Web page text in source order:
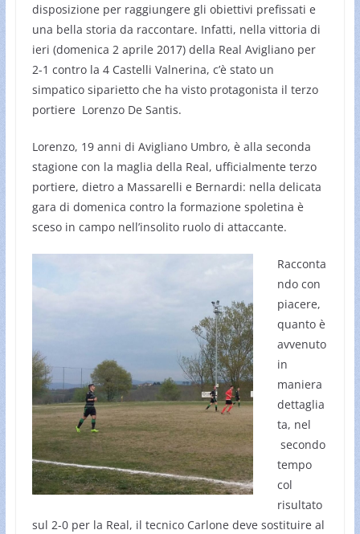
disposizione per raggiungere gli obiettivi prefissati e
una bella storia da raccontare. Infatti, nella vittoria di
ieri (domenica 2 aprile 2017) della Real Avigliano per
2-1 contro la 4 Castelli Valnerina, c’è stato un
simpatico siparietto che ha visto protagonista il terzo
portiere Lorenzo De Santis.
Lorenzo, 19 anni di Avigliano Umbro, è alla seconda
stagione con la maglia della Real, ufficialmente terzo
portiere, dietro a Massarelli e Bernardi: nella delicata
gara di domenica contro la formazione spoletina è
sceso in campo nell’insolito ruolo di attaccante.
Racconta
ndo con
piacere,
quanto è
avvenuto
in
maniera
dettaglia
ta, nel
secondo
tempo
col
risultato
sul 2-0 per la Real, il tecnico Carlone deve sostituire al